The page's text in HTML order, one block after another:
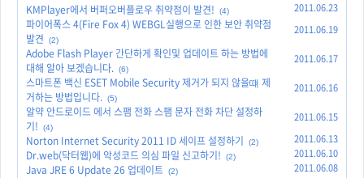
KMPlayer에서 버퍼오버플로우 취약점이 발견! (4) 2011.06.23
파이어폭스 4(Fire Fox 4) WEBGL실행으로 인한 보안 취약점
발견
(2)
2011.06.19
Adobe Flash Player 간단하게 확인및 업데이트 하는 방법에
대해 알아 보겠습니다. (6)
2011.06.17
스마트폰 백신 ESET Mobile Security 제거가 되지 않을떄 제
거하는 방법입니다. (5)
2011.06.16
알약 안드로이드 에서 스팸 전화 스팸 문자 전화 차단 설정하
기!
(4)
2011.06.15
Norton Internet Security 2011 ID 세이프 설정하기 (2) 2011.06.13
Dr.web(닥터웹)에 악성코드 의심 파일 신고하기! (2) 2011.06.10
Java JRE 6 Update 26 업데이트 (2) 2011.06.08